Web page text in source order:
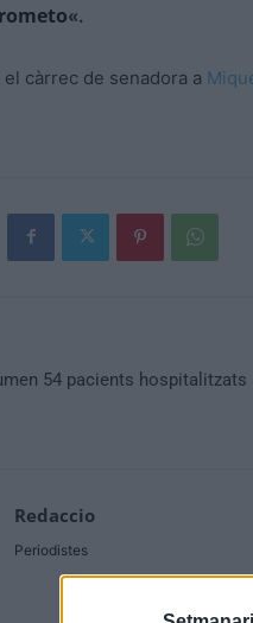
«.
càrrec de senadora a
54 pacients hospitalitzats
Redaccio
Periodistes